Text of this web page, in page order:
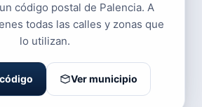
código postal de Palencia. A
todas las calles y zonas que
lo utilizan.
Ver municipio